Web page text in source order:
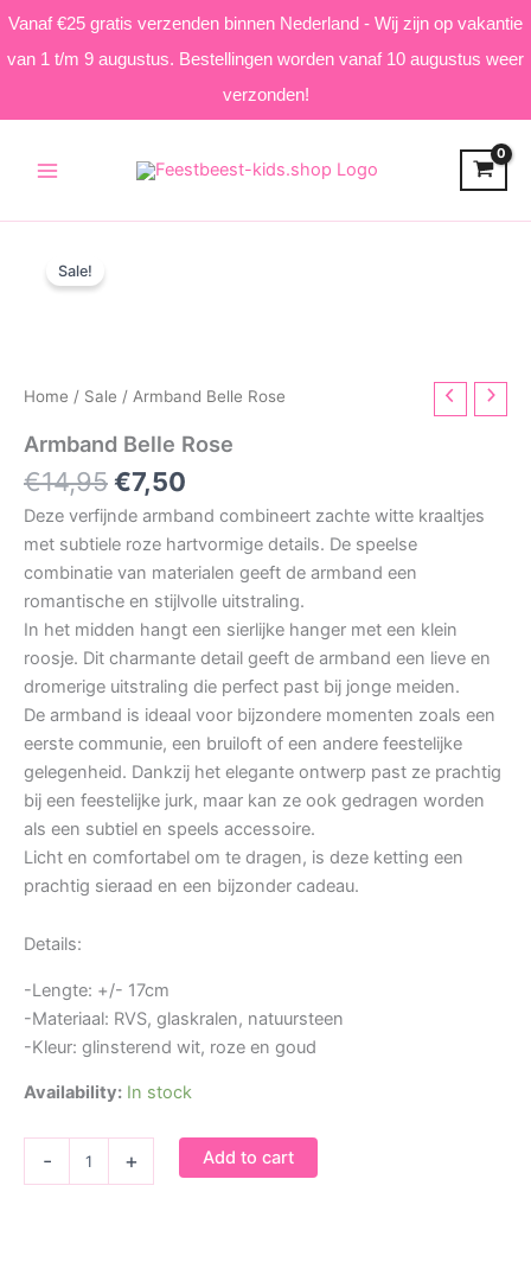
Vanaf €25 gratis verzenden binnen Nederland - Wij zijn op vakantie
van 1 t/m 9 augustus. Bestellingen worden vanaf 10 augustus weer
verzonden!
Sale!
Home / Sale / Armband Belle Rose
Armband Belle Rose
€14,95Original
price
was:
€14,95.
€7,50
price
is:
€7,50.
Deze verfijnde armband combineert zachte witte kraaltjes
met subtiele roze hartvormige details. De speelse
combinatie van materialen geeft de armband een
romantische en stijlvolle uitstraling.
In het midden hangt een sierlijke hanger met een klein
roosje. Dit charmante detail geeft de armband een lieve en
dromerige uitstraling die perfect past bij jonge meiden.
De armband is ideaal voor bijzondere momenten zoals een
eerste communie, een bruiloft of een andere feestelijke
gelegenheid. Dankzij het elegante ontwerp past ze prachtig
bij een feestelijke jurk, maar kan ze ook gedragen worden
als een subtiel en speels accessoire.
Licht en comfortabel om te dragen, is deze ketting een
prachtig sieraad en een bijzonder cadeau.
Details:
-Lengte: +/- 17cm
-Materiaal: RVS, glaskralen, natuursteen
-Kleur: glinsterend wit, roze en goud
Availability: In stock
- + Add to cart